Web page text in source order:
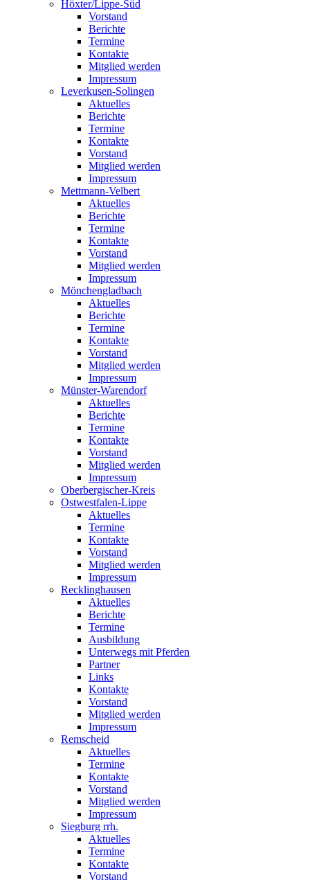
Höxter/Lippe-Süd
Vorstand
Berichte
Termine
Kontakte
Mitglied werden
Impressum
Leverkusen-Solingen
Aktuelles
Berichte
Termine
Kontakte
Vorstand
Mitglied werden
Impressum
Mettmann-Velbert
Aktuelles
Berichte
Termine
Kontakte
Vorstand
Mitglied werden
Impressum
Mönchengladbach
Aktuelles
Berichte
Termine
Kontakte
Vorstand
Mitglied werden
Impressum
Münster-Warendorf
Aktuelles
Berichte
Termine
Kontakte
Vorstand
Mitglied werden
Impressum
Oberbergischer-Kreis
Ostwestfalen-Lippe
Aktuelles
Termine
Kontakte
Vorstand
Mitglied werden
Impressum
Recklinghausen
Aktuelles
Berichte
Termine
Ausbildung
Unterwegs mit Pferden
Partner
Links
Kontakte
Vorstand
Mitglied werden
Impressum
Remscheid
Aktuelles
Termine
Kontakte
Vorstand
Mitglied werden
Impressum
Siegburg rrh.
Aktuelles
Termine
Kontakte
Vorstand